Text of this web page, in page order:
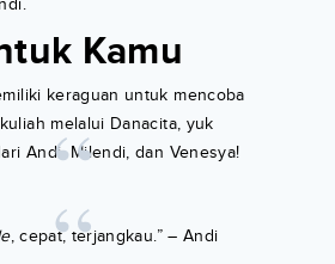
Kamu
keraguan untuk mencoba
melalui Danacita, yuk
Andi, Milendi, dan Venesya!
, cepat, terjangkau.” – Andi